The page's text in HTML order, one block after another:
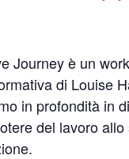
Journey è un
di Louise
in profondità in
del lavoro